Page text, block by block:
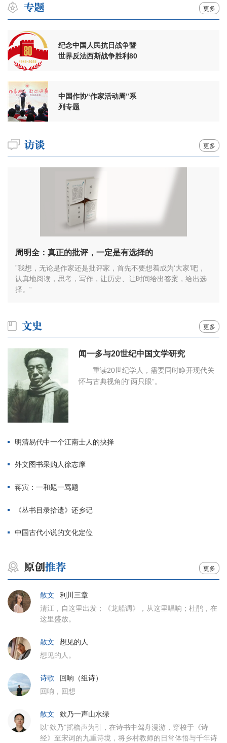
更多
纪念中国人民抗日战争暨
世界反法西斯战争胜利80
中国作协“作家活动周”系
列专题
更多
周明全：真正的批评，一定是有选择的
”我想，无论是作家还是批评家，首先不要想着成为‘大家’吧，
认真地阅读，思考，写作，让历史、让时间给出答案，给出选
择。“
更多
闻一多与20世纪中国文学研究
重读20世纪学人，需要同时睁开现代关
怀与古典视角的“两只眼”。
明清易代中一个江南士人的抉择
外文图书采购人徐志摩
蒋寅：一和题一骂题
《丛书目录拾遗》还乡记
中国古代小说的文化定位
更多
散文 利川三章
清江，自这里出发；《龙船调》，从这里唱响；杜鹃，在
这里盛放。
散文 想见的人
想见的人。
诗歌 回响（组诗）
回响，回想
散文 欸乃一声山水绿
以“欸乃”摇橹声为引，在诗书中驾舟漫游，穿梭于《诗
经》至宋词的九重诗境，将乡村教师的日常体悟与千年诗